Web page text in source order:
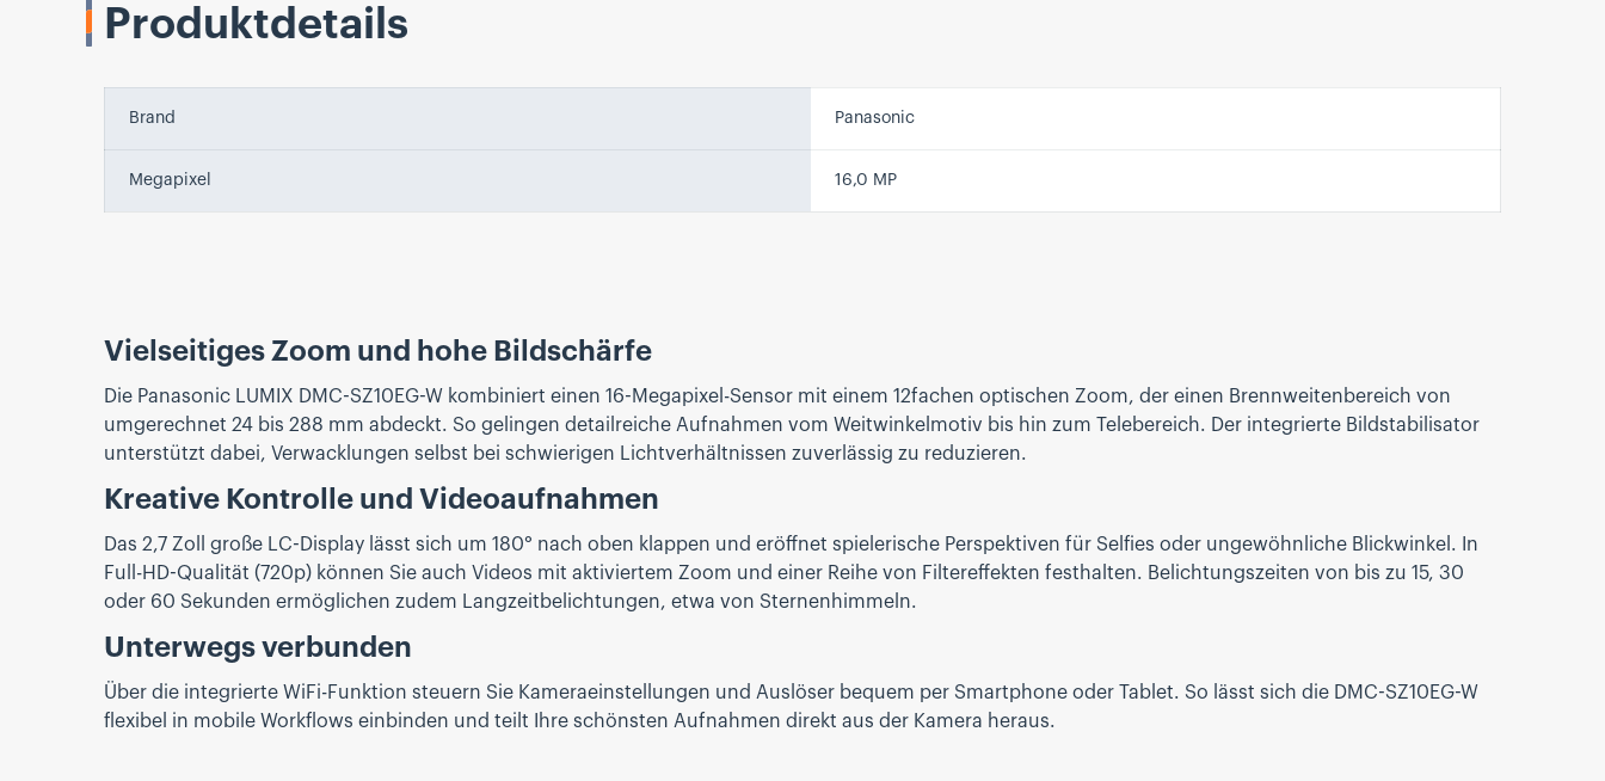
Produktdetails
Brand Panasonic
Megapixel 16,0 MP
Vielseitiges Zoom und hohe Bildschärfe
Die Panasonic LUMIX DMC-SZ10EG-W kombiniert einen 16-Megapixel-Sensor mit einem 12fachen optischen Zoom, der einen Brennweitenbereich von
umgerechnet 24 bis 288 mm abdeckt. So gelingen detailreiche Aufnahmen vom Weitwinkelmotiv bis hin zum Telebereich. Der integrierte Bildstabilisator
unterstützt dabei, Verwacklungen selbst bei schwierigen Lichtverhältnissen zuverlässig zu reduzieren.
Kreative Kontrolle und Videoaufnahmen
Das 2,7 Zoll große LC-Display lässt sich um 180° nach oben klappen und eröffnet spielerische Perspektiven für Selfies oder ungewöhnliche Blickwinkel. In
Full-HD-Qualität (720p) können Sie auch Videos mit aktiviertem Zoom und einer Reihe von Filtereffekten festhalten. Belichtungszeiten von bis zu 15, 30
oder 60 Sekunden ermöglichen zudem Langzeitbelichtungen, etwa von Sternenhimmeln.
Unterwegs verbunden
Über die integrierte WiFi-Funktion steuern Sie Kameraeinstellungen und Auslöser bequem per Smartphone oder Tablet. So lässt sich die DMC-SZ10EG-W
flexibel in mobile Workflows einbinden und teilt Ihre schönsten Aufnahmen direkt aus der Kamera heraus.